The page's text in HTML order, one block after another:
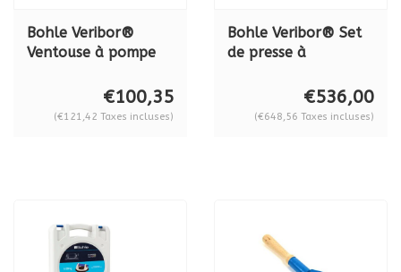
Bohle Veribor®
Ventouse à pompe
BO601, 120 kg€100,35
(€121,42 Taxes incluses)
Bohle Veribor® Set
de presse à
€536,00
(€648,56 Taxes incluses)